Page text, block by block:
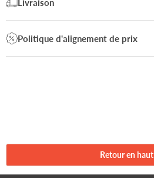
Livraison
Politique d'alignement de prix
Retour en haut